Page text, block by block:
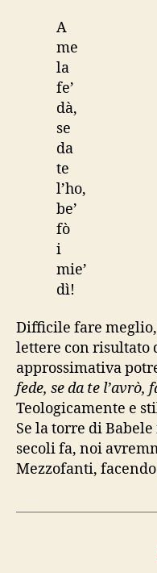
A
me
la
fe’
dà,
se
da
te
l’ho,
be’
fò
i
mie’
dì!
Difficile fare
lettere con risultato
approssimativa
fede, se da te
Teologicamente e
Se la torre di
secoli fa, noi
Mezzofanti,